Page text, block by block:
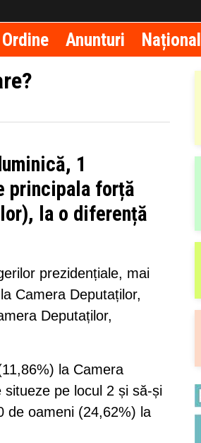
Anunturi Național
1
principala forță
la o diferență
prezidențiale, mai
Camera Deputaților,
Deputaților,
la Camera
pe locul 2 și să-și
de oameni (24,62%) la